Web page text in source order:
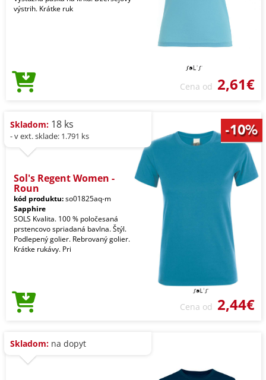
výstrih. Krátke ruk
Cena od 2,61€
Skladom: 18 ks
- v ext. sklade: 1.791 ks
Sol's Regent Women -
Roun
kód produktu:so01825aq-m
Sapphire
SOLS Kvalita. 100 % poločesaná
prstencovo spriadaná bavlna. Štýl.
Podlepený golier. Rebrovaný golier.
Krátke rukávy. Pri
Cena od 2,44€
Skladom: na dopyt